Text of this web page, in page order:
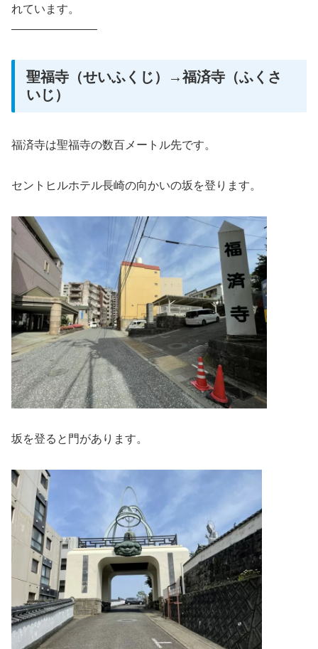
れています。
———————–
聖福寺（せいふくじ）→福済寺（ふくさ
いじ）
福済寺は聖福寺の数百メートル先です。
セントヒルホテル長崎の向かいの坂を登ります。
坂を登ると門があります。